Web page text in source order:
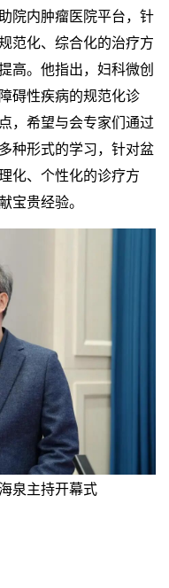
院内肿瘤医院平台，针
范化、综合化的治疗方
高。他指出，妇科微创
碍性疾病的规范化诊
，希望与会专家们通过
种形式的学习，针对盆
化、个性化的诊疗方
宝贵经验。
泉主持开幕式